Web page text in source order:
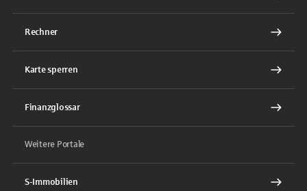
Rechner
Karte sperren
Finanzglossar
Weitere Portale
S-Immobilien